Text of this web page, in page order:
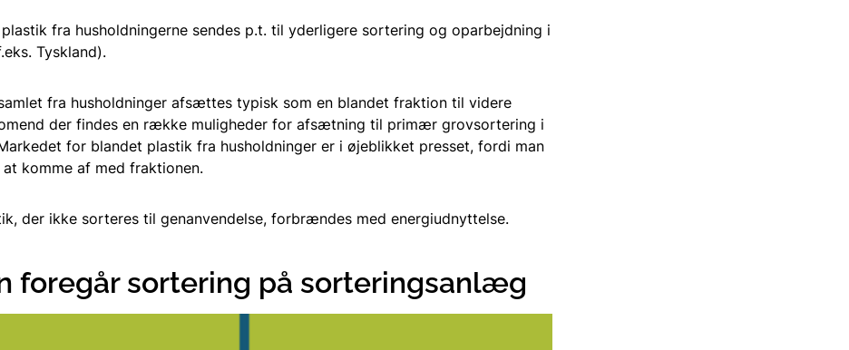
fra husholdningerne sendes p.t. til yderligere sortering og oparbejdning i
Tyskland).
fra husholdninger afsættes typisk som en blandet fraktion til videre
der findes en række muligheder for afsætning til primær grovsortering i
for blandet plastik fra husholdninger er i øjeblikket presset, fordi man
komme af med fraktionen.
der ikke sorteres til genanvendelse, forbrændes med energiudnyttelse.
foregår sortering på sorteringsanlæg